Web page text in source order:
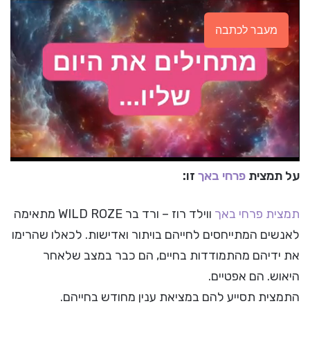
מעבר לכתבה
על תמצית פרחי באך זו:
תמצית פרחי באך
ווילד רוז – ורד בר WILD ROZE מתאימה
לאנשים המתייחסים לחייהם בויתור ואדישות. לכאלו שהרימו
את ידיהם מהתמודדות בחיים, הם כבר במצב שלאחר
היאוש. הם אפטיים.
התמצית תסייע להם במציאת ענין מחודש בחייהם.